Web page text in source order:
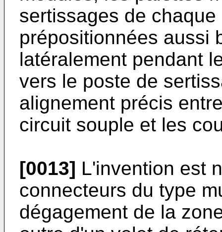
sertissages de
prépositionnées aussi
latéralement pendant
vers le poste de
alignement précis
circuit souple et les
[0013] L'invention est
connecteurs du type
dégagement de la